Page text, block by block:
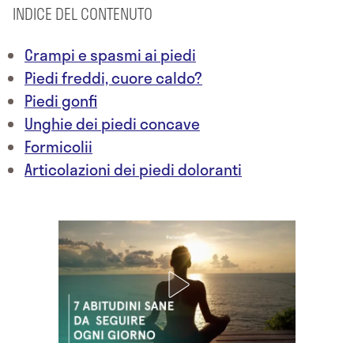
INDICE DEL CONTENUTO
Crampi e spasmi ai piedi
Piedi freddi, cuore caldo?
Piedi gonfi
Unghie dei piedi concave
Formicolii
Articolazioni dei piedi doloranti